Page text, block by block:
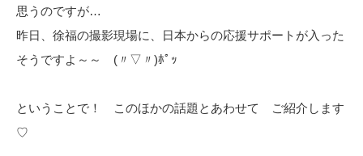
思うのですが…
昨日、徐福の撮影現場に、日本からの応援サポートが入った
そうですよ～～ (〃▽〃)ﾎﾟｯ
ということで！ このほかの話題とあわせて ご紹介します
♡